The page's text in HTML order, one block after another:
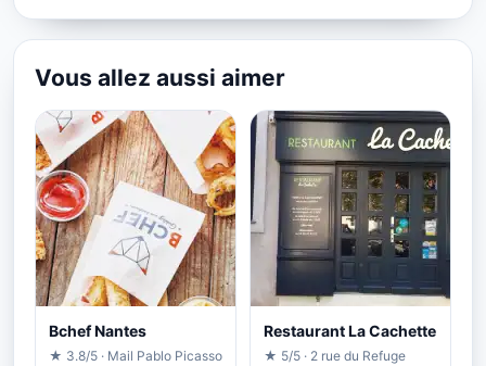
Vous allez aussi aimer
Bchef Nantes
★ 3.8/5 · Mail Pablo Picasso
Restaurant La Cachette
★ 5/5 · 2 rue du Refuge